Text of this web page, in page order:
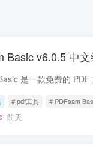
Basic v6.0.5 中
# pdf工具 # PDFsam
前天